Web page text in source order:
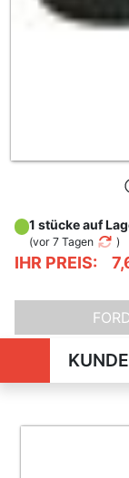
IHR PREIS:
1 stücke auf
(vor 7 Tagen )